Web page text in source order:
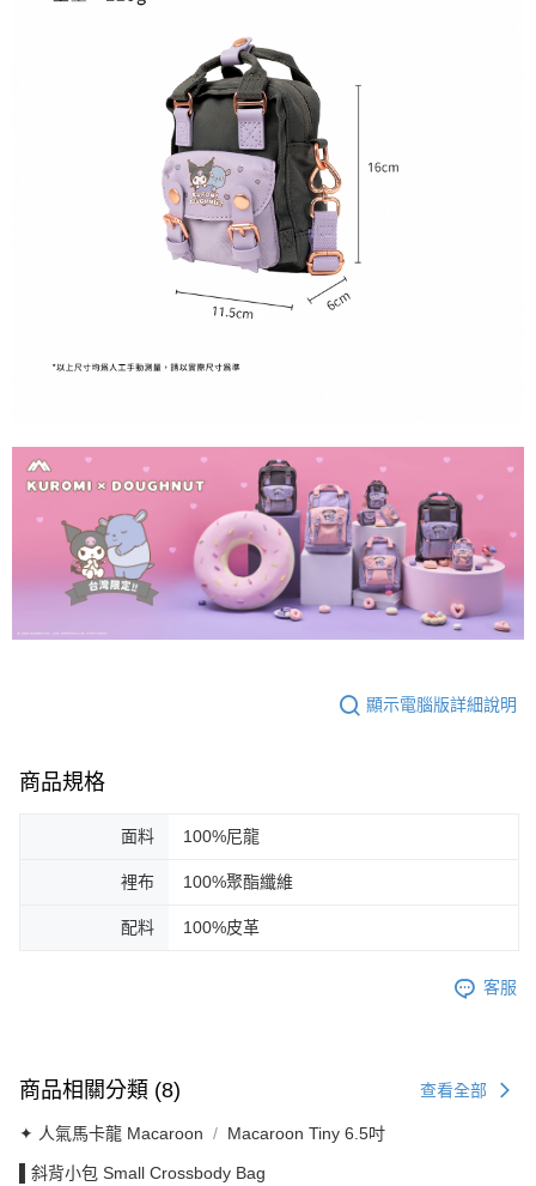
顯示電腦版詳細說明
商品規格
面料 100%尼龍
裡布 100%聚酯纖維
配料 100%皮革
客服
商品相關分類 (8) 查看全部
✦ 人氣馬卡龍 Macaroon Macaroon Tiny 6.5吋
▌斜背小包 Small Crossbody Bag